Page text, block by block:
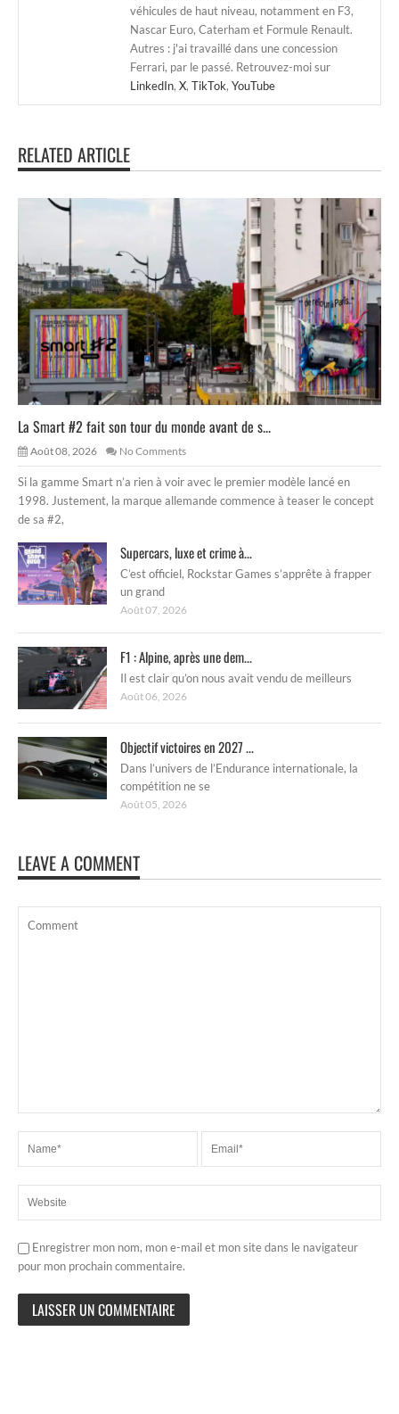
véhicules de haut niveau, notamment en F3,
Nascar Euro, Caterham et Formule Renault.
Autres : j'ai travaillé dans une concession
Ferrari, par le passé. Retrouvez-moi sur
LinkedIn, X, TikTok, YouTube
RELATED ARTICLE
La Smart #2 fait son tour du monde avant de s...
Août 08, 2026 No Comments
Si la gamme Smart n’a rien à voir avec le premier modèle lancé en
1998. Justement, la marque allemande commence à teaser le concept
de sa #2,
Supercars, luxe et crime à...
C’est officiel, Rockstar Games s’apprête à frapper
un grand
Août 07, 2026
F1 : Alpine, après une dem...
Il est clair qu’on nous avait vendu de meilleurs
Août 06, 2026
Objectif victoires en 2027 ...
Dans l’univers de l’Endurance internationale, la
compétition ne se
Août 05, 2026
LEAVE A COMMENT
Enregistrer mon nom, mon e-mail et mon site dans le navigateur
pour mon prochain commentaire.